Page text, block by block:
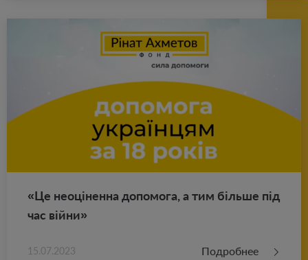
«Це неоціненна до­по­мо­га, а тим більше під
час війни»
15.07.2023 Подробнее